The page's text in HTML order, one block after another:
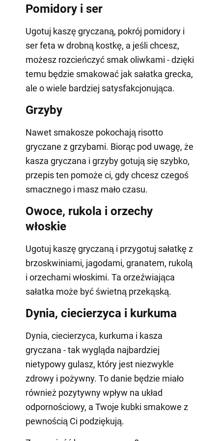
Pomidory i ser
Ugotuj kaszę gryczaną, pokrój pomidory i
ser feta w drobną kostkę, a jeśli chcesz,
możesz rozcieńczyć smak oliwkami - dzięki
temu będzie smakować jak sałatka grecka,
ale o wiele bardziej satysfakcjonująca.
Grzyby
Nawet smakosze pokochają risotto
gryczane z grzybami. Biorąc pod uwagę, że
kasza gryczana i grzyby gotują się szybko,
przepis ten pomoże ci, gdy chcesz czegoś
smacznego i masz mało czasu.
Owoce, rukola i orzechy
włoskie
Ugotuj kaszę gryczaną i przygotuj sałatkę z
brzoskwiniami, jagodami, granatem, rukolą
i orzechami włoskimi. Ta orzeźwiająca
sałatka może być świetną przekąską.
Dynia, ciecierzyca i kurkuma
Dynia, ciecierzyca, kurkuma i kasza
gryczana - tak wygląda najbardziej
nietypowy gulasz, który jest niezwykle
zdrowy i pożywny. To danie będzie miało
również pozytywny wpływ na układ
odpornościowy, a Twoje kubki smakowe z
pewnością Ci podziękują.